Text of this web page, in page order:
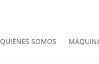
QUIÉNES SOMOS